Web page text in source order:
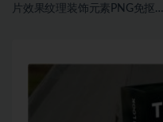
片效果纹理装饰元素PNG免抠图